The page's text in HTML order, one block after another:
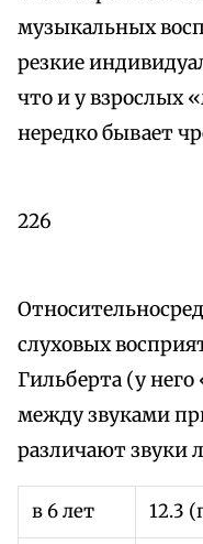
музыкальных
резкие
что и у взрослых
нередко бывает
226
слуховых
Гильберта (у
между звуками
различают звуки
в 6 лет 12.3